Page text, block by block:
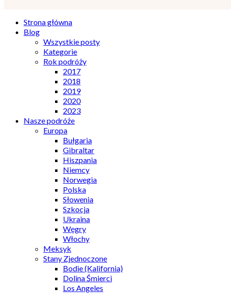
Strona główna
Blog
Wszystkie posty
Kategorie
Rok podróży
2017
2018
2019
2020
2023
Nasze podróże
Europa
Bułgaria
Gibraltar
Hiszpania
Niemcy
Norwegia
Polska
Słowenia
Szkocja
Ukraina
Węgry
Włochy
Meksyk
Stany Zjednoczone
Bodie (Kalifornia)
Dolina Śmierci
Los Angeles